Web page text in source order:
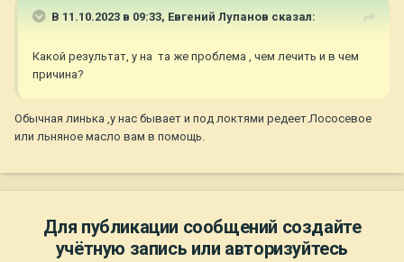
В 11.10.2023 в 09:33, Евгений Лупанов сказал:
Какой результат, у на та же проблема , чем лечить и в чем
причина?
Обычная линька ,у нас бывает и под локтями редеет.Лососевое
или льняное масло вам в помощь.
Для публикации сообщений создайте
учётную запись или авторизуйтесь